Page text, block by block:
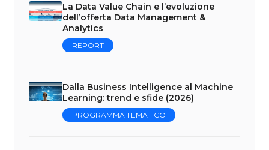
La Data Value Chain e l’evoluzione
dell’offerta Data Management &
Analytics
REPORT
Dalla Business Intelligence al Machine
Learning: trend e sfide (2026)
PROGRAMMA TEMATICO